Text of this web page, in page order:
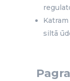
siltā